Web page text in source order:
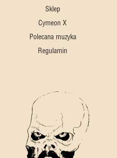
Sklep
Cymeon X
Polecana muzyka
Regulamin